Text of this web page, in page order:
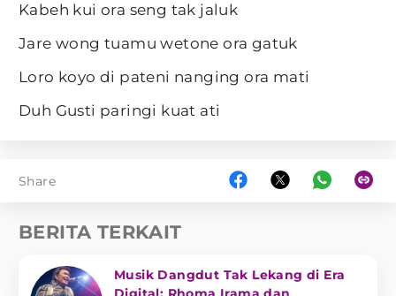
Kabeh kui ora seng tak jaluk
Jare wong tuamu wetone ora gatuk
Loro koyo di pateni nanging ora mati
Duh Gusti paringi kuat ati
Share
BERITA TERKAIT
Musik Dangdut Tak Lekang di Era